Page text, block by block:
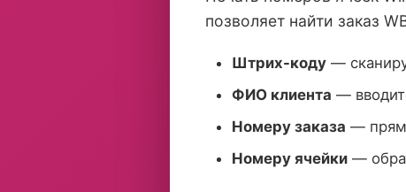
позволяет найти заказ
Штрих-коду —
ФИО клиента —
Номеру заказа —
Номеру ячейки —